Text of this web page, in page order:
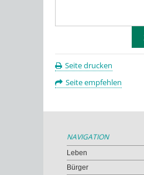
Seite drucken
Seite empfehlen
NAVIGATION
Leben
Bürger